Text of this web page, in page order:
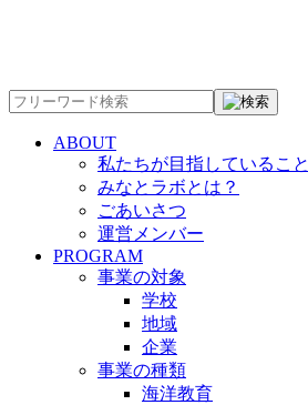
ABOUT
私たちが目指していること
みなとラボとは？
ごあいさつ
運営メンバー
PROGRAM
事業の対象
学校
地域
企業
事業の種類
海洋教育